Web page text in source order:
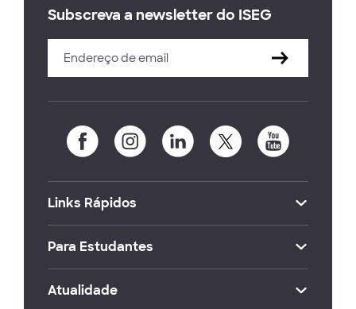
Subscreva a newsletter do ISEG
Links Rápidos
Para Estudantes
Atualidade